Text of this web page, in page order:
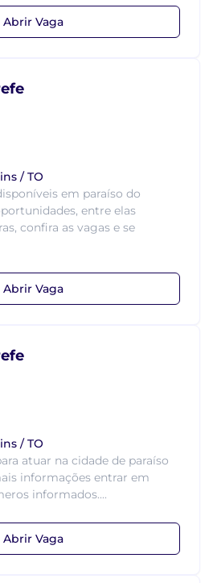
Abrir Vaga
/ TO
em paraíso do
entre elas
confira as vagas e se
Abrir Vaga
/ TO
atuar na cidade de paraíso
informações entrar em
informados....
Abrir Vaga